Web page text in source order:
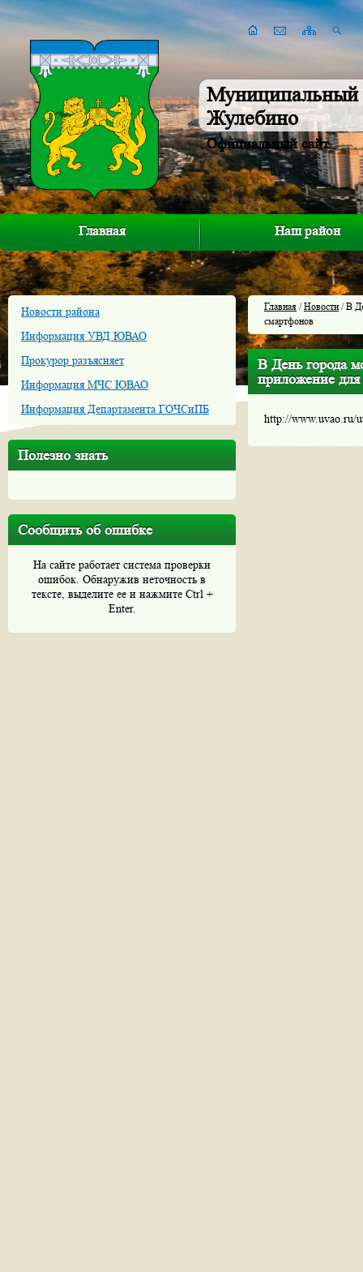
Муниципальный
Жулебино
Официальный сайт
Главная Наш район
Новости района
Информация УВД ЮВАО
Прокурор разъясняет
Информация МЧС ЮВАО
Информация Департамента ГОЧСиПБ
Полезно знать
Сообщить об ошибке
На сайте работает система проверки
ошибок. Обнаружив неточность в
тексте, выделите ее и нажмите Ctrl +
Enter.
Главная /Новости/ В
смартфонов
В День города
приложение
http://www.uvao.ru/